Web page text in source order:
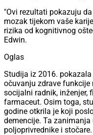
"Ovi rezultati pokazuju
mozak tijekom vaše
rizika od kognitivnog
Edwin.
Oglas
Studija iz 2016.
očuvanju zdrave funkcije
socijalni radnik, inženjer,
farmaceut. Osim toga,
godine otkrila je koji
demencije. Ta
poljoprivrednike i stočare.